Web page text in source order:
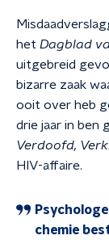
het Dagblad
uitgebreid
bizarre zaak
ooit over heb
drie jaar in ben
Verdoofd,
HIV-affaire.
chemie